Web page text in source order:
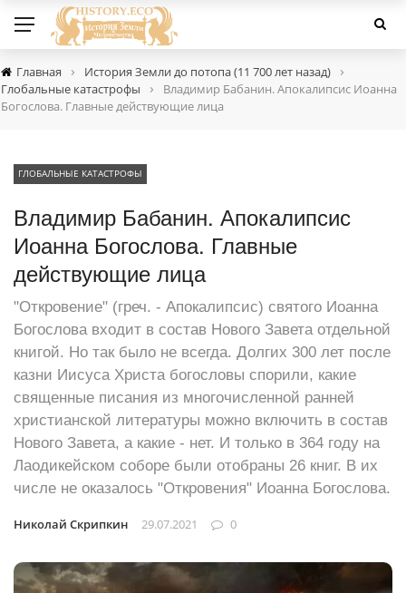
Главная › История Земли до потопа (11 700 лет назад) ›
Глобальные катастрофы ›
Владимир Бабанин. Апокалипсис Иоанна
Богослова. Главные действующие лица
ГЛОБАЛЬНЫЕ КАТАСТРОФЫ
Владимир Бабанин. Апокалипсис
Иоанна Богослова. Главные
действующие лица
"Откровение" (греч. - Апокалипсис) святого Иоанна
Богослова входит в состав Нового Завета отдельной
книгой. Но так было не всегда. Долгих 300 лет после
казни Иисуса Христа богословы спорили, какие
священные писания из многочисленной ранней
христианской литературы можно включить в состав
Нового Завета, а какие - нет. И только в 364 году на
Лаодикейском соборе были отобраны 26 книг. В их
числе не оказалось "Откровения" Иоанна Богослова.
Николай Скрипкин 29.07.2021 0